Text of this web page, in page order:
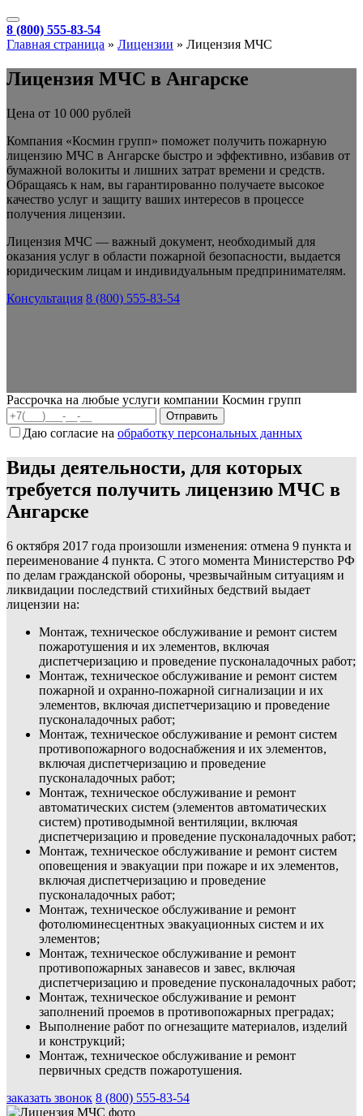
8 (800) 555-83-54
Главная страница » Лицензии » Лицензия МЧС
Лицензия МЧС в Ангарске
Цена от 10 000 рублей
Компания «Космин групп» поможет получить пожарную
лицензию МЧС в Ангарске быстро и эффективно, избавив от
бумажной волокиты и лишних затрат времени и средств.
Обращаясь к нам, вы гарантированно получаете высокое
качество услуг и защиту ваших интересов в процессе
получения лицензии.
Лицензия МЧС — важный документ, необходимый для
оказания услуг в области пожарной безопасности, выдается
юридическим лицам и индивидуальным предпринимателям.
Консультация 8 (800) 555-83-54
Рассрочка на любые услуги компании Космин групп
Даю согласие на обработку персональных данных
Виды деятельности, для которых
требуется получить лицензию МЧС в
Ангарске
6 октября 2017 года произошли изменения: отмена 9 пункта и
переименование 4 пункта. С этого момента Министерство РФ
по делам гражданской обороны, чрезвычайным ситуациям и
ликвидации последствий стихийных бедствий выдает
лицензии на:
Монтаж, техническое обслуживание и ремонт систем
пожаротушения и их элементов, включая
диспетчеризацию и проведение пусконаладочных работ;
Монтаж, техническое обслуживание и ремонт систем
пожарной и охранно-пожарной сигнализации и их
элементов, включая диспетчеризацию и проведение
пусконаладочных работ;
Монтаж, техническое обслуживание и ремонт систем
противопожарного водоснабжения и их элементов,
включая диспетчеризацию и проведение
пусконаладочных работ;
Монтаж, техническое обслуживание и ремонт
автоматических систем (элементов автоматических
систем) противодымной вентиляции, включая
диспетчеризацию и проведение пусконаладочных работ;
Монтаж, техническое обслуживание и ремонт систем
оповещения и эвакуации при пожаре и их элементов,
включая диспетчеризацию и проведение
пусконаладочных работ;
Монтаж, техническое обслуживание и ремонт
фотолюминесцентных эвакуационных систем и их
элементов;
Монтаж, техническое обслуживание и ремонт
противопожарных занавесов и завес, включая
диспетчеризацию и проведение пусконаладочных работ;
Монтаж, техническое обслуживание и ремонт
заполнений проемов в противопожарных преградах;
Выполнение работ по огнезащите материалов, изделий
и конструкций;
Монтаж, техническое обслуживание и ремонт
первичных средств пожаротушения.
заказать звонок 8 (800) 555-83-54